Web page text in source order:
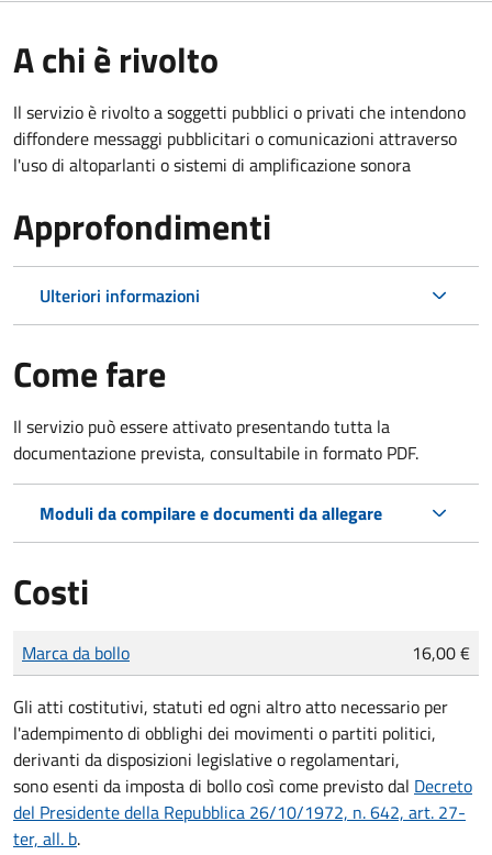
A chi è rivolto
Il servizio è rivolto a soggetti pubblici o privati che intendono
diffondere messaggi pubblicitari o comunicazioni attraverso
l'uso di altoparlanti o sistemi di amplificazione sonora
Approfondimenti
Ulteriori informazioni
Come fare
Il servizio può essere attivato presentando tutta la
documentazione prevista, consultabile in formato PDF.
Moduli da compilare e documenti da allegare
Costi
Tipo di pagamento
Importo
Marca da bollo 16,00 €
Gli atti costitutivi, statuti ed ogni altro atto necessario per
l'adempimento di obblighi dei movimenti o partiti politici,
derivanti da disposizioni legislative o regolamentari,
sonoesenti da imposta di bollocosì come previsto dal Decreto
del Presidente della Repubblica 26/10/1972, n. 642, art. 27-
ter, all. b.